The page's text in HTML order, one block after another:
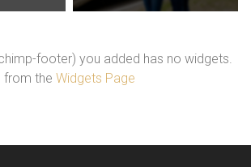
footer) you added has no widgets.
from the Widgets Page